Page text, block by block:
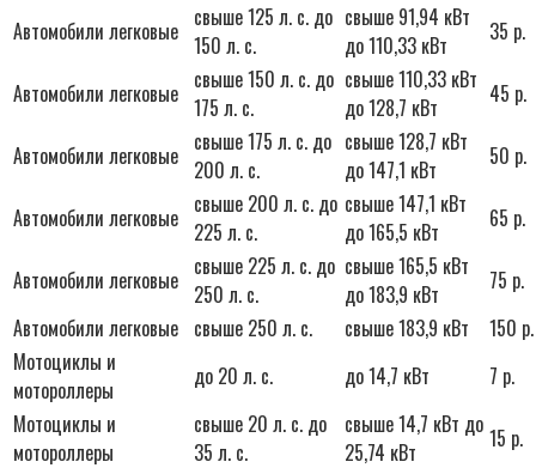
Автомобили легковые свыше 125 л. с. до
150 л. с.
свыше 91,94 кВт
до 110,33 кВт
35 р.
Автомобили легковые свыше 150 л. с. до
175 л. с.
свыше 110,33 кВт
до 128,7 кВт
45 р.
Автомобили легковые свыше 175 л. с. до
200 л. с.
свыше 128,7 кВт
до 147,1 кВт
50 р.
Автомобили легковые свыше 200 л. с. до
225 л. с.
свыше 147,1 кВт
до 165,5 кВт
65 р.
Автомобили легковые свыше 225 л. с. до
250 л. с.
свыше 165,5 кВт
до 183,9 кВт
75 р.
Автомобили легковые свыше 250 л. с. свыше 183,9 кВт
150 р.
Мотоциклы и
мотороллеры
до 20 л. с. до 14,7 кВт
7 р.
Мотоциклы и
мотороллеры
свыше 20 л. с. до
35 л. с.
свыше 14,7 кВт до
25,74 кВт
15 р.